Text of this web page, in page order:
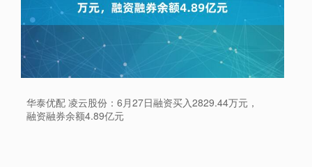
华泰优配 凌云股份：6月27日融资买入2829.44万元，
融资融券余额4.89亿元